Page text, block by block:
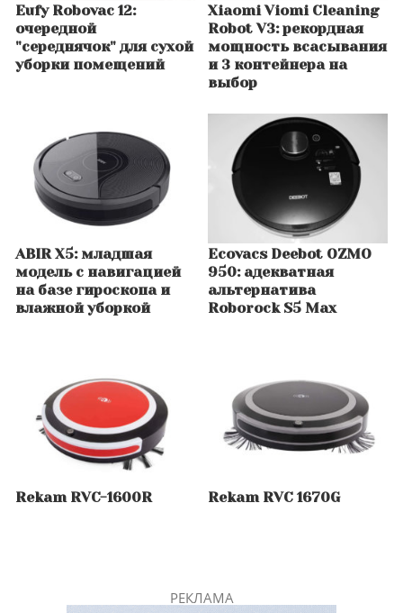
Eufy Robovac 12:
очередной
"середнячок" для сухой
уборки помещений
Xiaomi Viomi Cleaning
Robot V3: рекордная
мощность всасывания
и 3 контейнера на
выбор
ABIR X5: младшая
модель с навигацией
на базе гироскопа и
влажной уборкой
Ecovacs Deebot OZMO
950: адекватная
альтернатива
Roborock S5 Max
Rekam RVC-1600R Rekam RVC 1670G
РЕКЛАМА